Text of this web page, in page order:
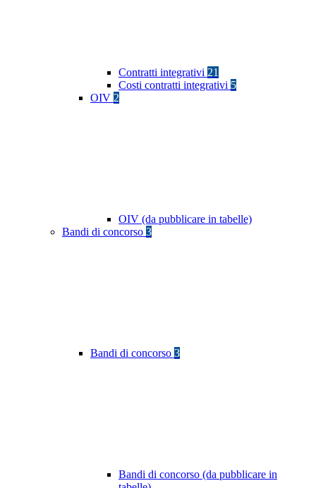
Contratti integrativi 21
Costi contratti integrativi 5
OIV 2
OIV (da pubblicare in tabelle)
Bandi di concorso 3
Bandi di concorso 3
Bandi di concorso (da pubblicare in